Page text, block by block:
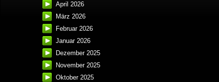
April 2026
März 2026
Februar 2026
Januar 2026
Dezember 2025
November 2025
Oktober 2025